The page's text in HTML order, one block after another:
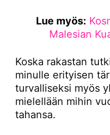
Lue myös:
Malesian
Koska rakastan
minulle erityisen
turvalliseksi myös
mielellään mihin
tahansa.